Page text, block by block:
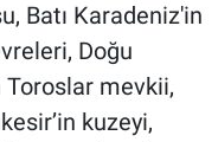
Batı Karadeniz'in
Doğu
Toroslar mevkii,
kuzeyi,